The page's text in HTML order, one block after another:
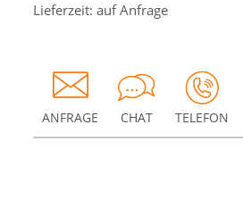
Lieferzeit: auf Anfrage
ANFRAGE CHAT TELEFON